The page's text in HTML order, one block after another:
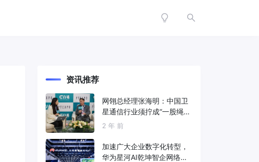
资讯推荐
网翎总经理张海明：中国卫
星通信行业须拧成“一股绳”
共同打造垂直产业链
2 年 前
加速广大企业数字化转型，
华为星河AI乾坤智企网络解